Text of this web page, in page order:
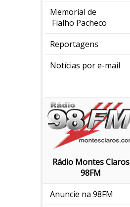
Memorial de
Fialho Pacheco
Reportagens
Notícias por e-mail
Rádio Montes Claros
98FM
Anuncie na 98FM